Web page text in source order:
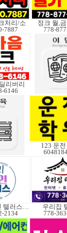
처리/소
7887
정크 월,
778-
리버리
6146
123 운
가까운 한인 텔러스쿠도
2134
우리집
778-